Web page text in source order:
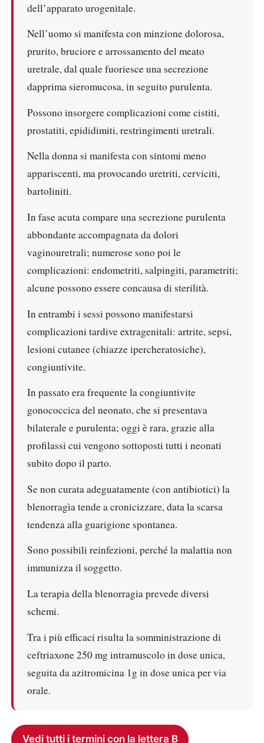
dell’apparato urogenitale.
Nell’uomo si manifesta con minzione dolorosa,
prurito, bruciore e arrossamento del meato
uretrale, dal quale fuoriesce una secrezione
dapprima sieromucosa, in seguito purulenta.
Possono insorgere complicazioni come cistiti,
prostatiti, epididimiti, restringimenti uretrali.
Nella donna si manifesta con sintomi meno
appariscenti, ma provocando uretriti, cerviciti,
bartoliniti.
In fase acuta compare una secrezione purulenta
abbondante accompagnata da dolori
vaginouretrali; numerose sono poi le
complicazioni: endometriti, salpingiti, parametriti;
alcune possono essere concausa di sterilità.
In entrambi i sessi possono manifestarsi
complicazioni tardive extragenitali: artrite, sepsi,
lesioni cutanee (chiazze ipercheratosiche),
congiuntivite.
In passato era frequente la congiuntivite
gonococcica del neonato, che si presentava
bilaterale e purulenta; oggi è rara, grazie alla
profilassi cui vengono sottoposti tutti i neonati
subito dopo il parto.
Se non curata adeguatamente (con antibiotici) la
blenorragìa tende a cronicizzare, data la scarsa
tendenza alla guarigione spontanea.
Sono possibili reinfezioni, perché la malattia non
immunizza il soggetto.
La terapia della blenorragia prevede diversi
schemi.
Tra i più efficaci risulta la somministrazione di
ceftriaxone 250 mg intramuscolo in dose unica,
seguita da azitromicina 1g in dose unica per via
orale.
Vedi tutti i termini con la lettera B